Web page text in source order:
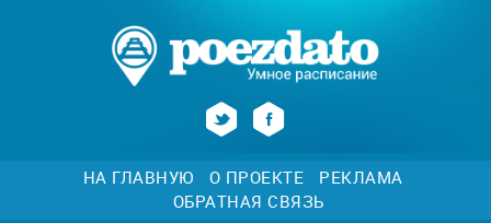
НА ГЛАВНУЮ О ПРОЕКТЕ
РЕКЛАМА
ОБРАТНАЯ СВЯЗЬ